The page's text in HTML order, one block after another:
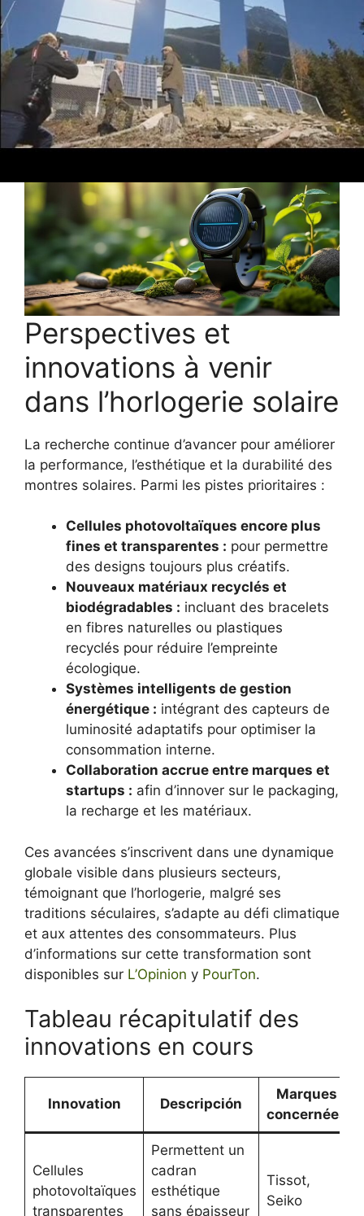
solution plébiscitée par les consommateurs et
un axe majeur de développement de l’horlogerie
responsable, comme cela est documenté sur
plusieurs plateformes spécialisées, notamment
WatchdreameryLe Monde.
Perspectives et
innovations à venir
dans l’horlogerie solaire
La recherche continue d’avancer pour améliorer
la performance, l’esthétique et la durabilité des
montres solaires. Parmi les pistes prioritaires :
Cellules photovoltaïques encore plus
fines et transparentes : pour permettre
des designs toujours plus créatifs.
Nouveaux matériaux recyclés et
biodégradables : incluant des bracelets
en fibres naturelles ou plastiques
recyclés pour réduire l’empreinte
écologique.
Systèmes intelligents de gestion
énergétique : intégrant des capteurs de
luminosité adaptatifs pour optimiser la
consommation interne.
Collaboration accrue entre marques et
startups : afin d’innover sur le packaging,
la recharge et les matériaux.
Ces avancées s’inscrivent dans une dynamique
globale visible dans plusieurs secteurs,
témoignant que l’horlogerie, malgré ses
traditions séculaires, s’adapte au défi climatique
et aux attentes des consommateurs. Plus
d’informations sur cette transformation sont
disponibles sur L’Opinion y PourTon.
Tableau récapitulatif des
innovations en cours
Innovation Descripción
Marques
concernées
Cellules
photovoltaïques
transparentes
Permettent un
cadran
esthétique
sans épaisseur
Tissot,
Seiko